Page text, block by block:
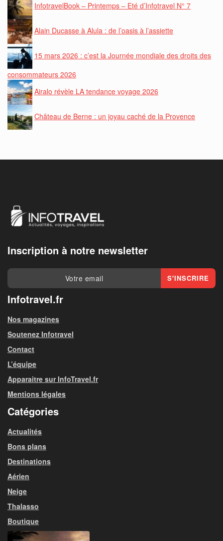
InfotravelBook – Printemps – Eté d’Infotravel N° 7
Alain Ducasse à Alula : de l’oasis à l’assiette
15 mars 2026 : c’est la Journée mondiale des droits des
consommateurs 2026
Airalo révèle LA tendance voyage 2026
Château de Berne : un joyau caché de la Provence
Inscription à notre newsletter
Infotravel.fr
Nos magazines
Soutenez Infotravel
Contact
L’équipe
Apparaitre sur InfoTravel.fr
Mentions légales
Catégories
Actualités
Bons plans
Destinations
Aérien
Neige
Thalasso
Boutique